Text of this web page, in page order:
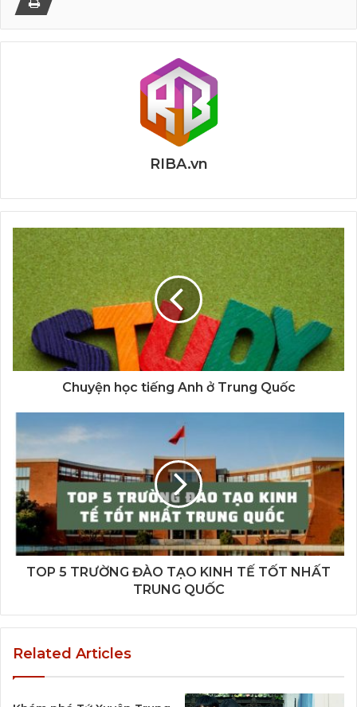
RIBA.vn
Chuyện học tiếng Anh ở Trung Quốc
TOP 5 TRƯỜNG ĐÀO TẠO KINH TẾ TỐT NHẤT
TRUNG QUỐC
Related Articles